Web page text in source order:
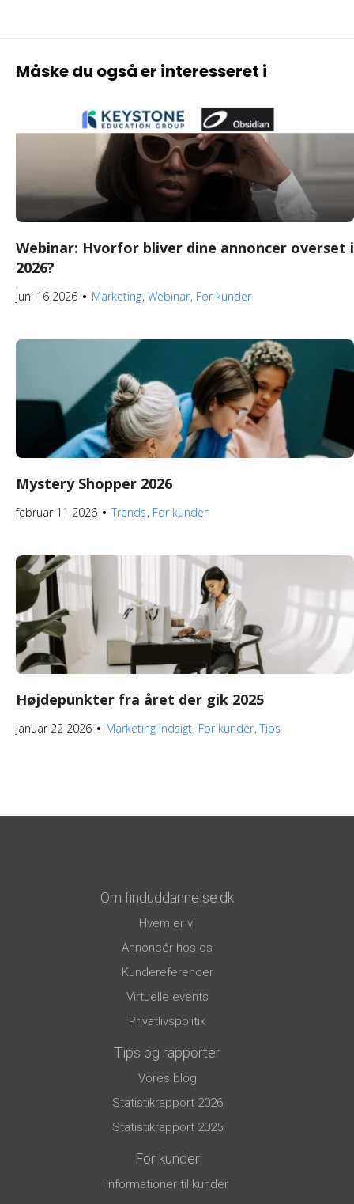
Måske du også er interesseret i
Webinar: Hvorfor bliver dine annoncer overset i
2026?
juni 16 2026 ● Marketing Webinar For kunder
Mystery Shopper 2026
februar 11 2026 ● Trends For kunder
Højdepunkter fra året der gik 2025
januar 22 2026 ● Marketing indsigt For kunder Tips
Om finduddannelse.dk
Hvem er vi
Annoncér hos os
Kundereferencer
Virtuelle events
Privatlivspolitik
Tips og rapporter
Vores blog
Statistikrapport 2026
Statistikrapport 2025
For kunder
Informationer til kunder